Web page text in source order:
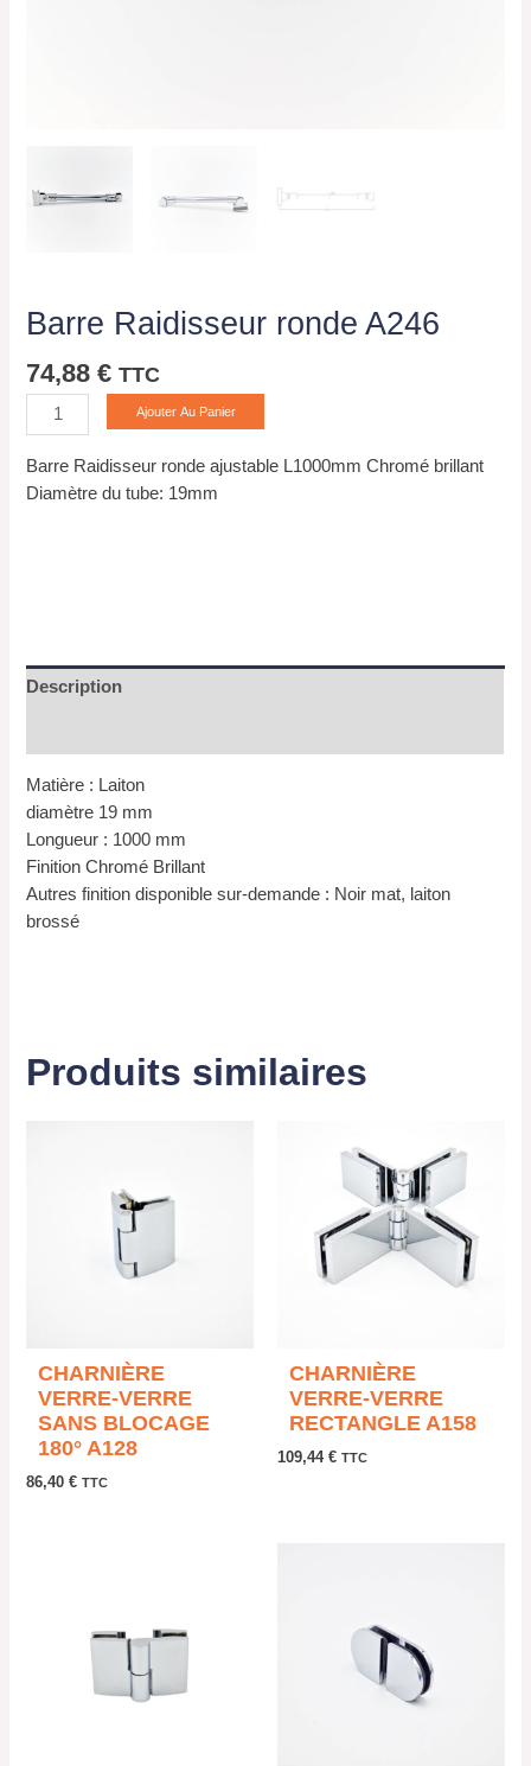
Barre Raidisseur ronde A246
74,88€ TTC
Ajouter Au Panier
Barre Raidisseur ronde ajustable L1000mm Chromé brillant
Diamètre du tube: 19mm
Description
Matière : Laiton
diamètre 19 mm
Longueur : 1000 mm
Finition Chromé Brillant
Autres finition disponible sur-demande : Noir mat, laiton
brossé
Produits similaires
CHARNIÈRE
VERRE-VERRE
SANS BLOCAGE
180° A128
86,40€ TTC
CHARNIÈRE
VERRE-VERRE
RECTANGLE A158
109,44 € TTC